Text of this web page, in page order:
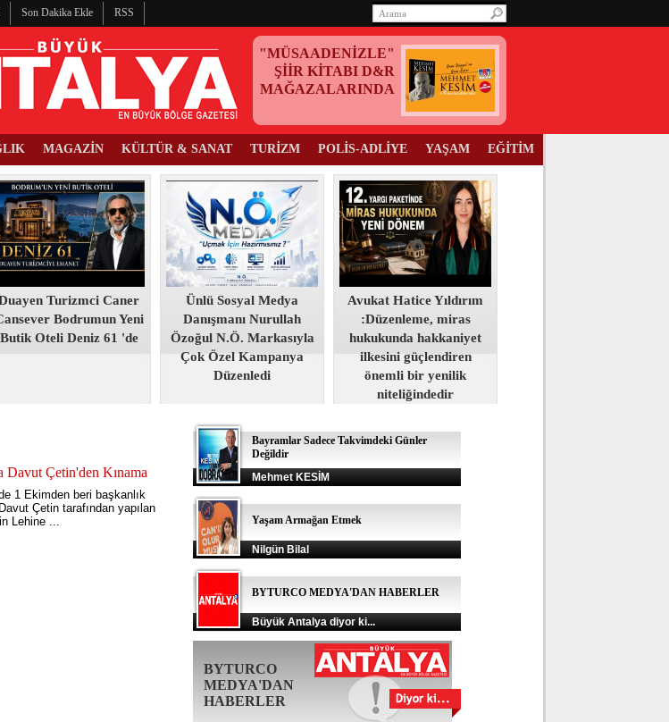
Son Dakika Ekle RSS
"MÜSAADENİZLE"
ŞİİR KİTABI D&R
MAĞAZALARINDA
MAGAZİN KÜLTÜR & SANAT TURİZM POLİS-ADLİYE YAŞAM EĞİTİM
Turizmci Caner
Bodrumun Yeni
Butik Oteli Deniz 61 'de
Ünlü Sosyal Medya
Danışmanı Nurullah
Özoğul N.Ö. Markasıyla
Çok Özel Kampanya
Düzenledi
Avukat Hatice Yıldırım
:Düzenleme, miras
hukukunda hakkaniyet
ilkesini güçlendiren
önemli bir yenilik
niteliğindedir
Çetin'den Kınama
1 Ekimden beri başkanlık
Çetin tarafından yapılan
Lehine ...
Bayramlar Sadece Takvimdeki Günler
Değildir
Mehmet KESİM
Yaşam Armağan Etmek
Nilgün Bilal
BYTURCO MEDYA'DAN HABERLER
Büyük Antalya diyor ki...
BYTURCO
MEDYA'DAN
HABERLER